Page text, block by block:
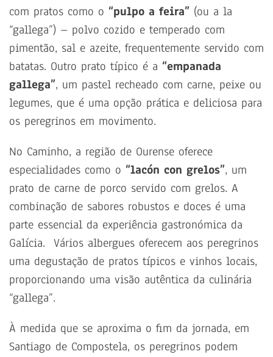
com pratos como o “pulpo a feira” (ou a la
“gallega”) – polvo cozido e temperado com
pimentão, sal e azeite, frequentemente servido com
batatas. Outro prato típico é a “empanada
gallega”, um pastel recheado com carne, peixe ou
legumes, que é uma opção prática e deliciosa para
os peregrinos em movimento.
No Caminho, a região de Ourense oferece
especialidades como o “lacón con grelos”, um
prato de carne de porco servido com grelos. A
combinação de sabores robustos e doces é uma
parte essencial da experiência gastronómica da
Galícia. Vários albergues oferecem aos peregrinos
uma degustação de pratos típicos e vinhos locais,
proporcionando uma visão autêntica da culinária
“gallega”.
À medida que se aproxima o fim da jornada, em
Santiago de Compostela, os peregrinos podem